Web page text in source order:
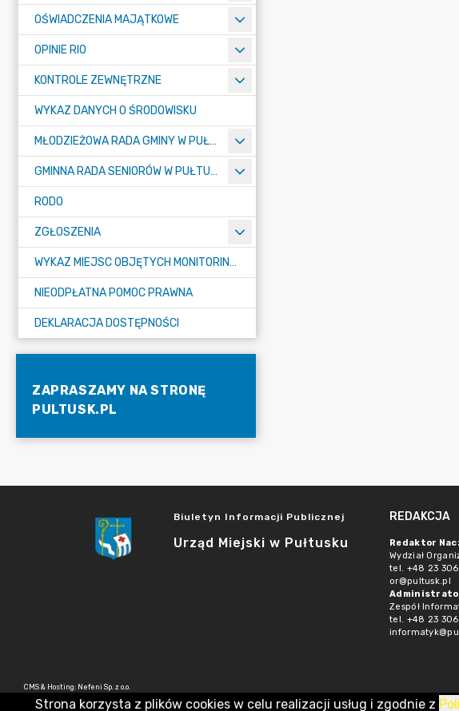
OŚWIADCZENIA MAJĄTKOWE
OPINIE RIO
KONTROLE ZEWNĘTRZNE
WYKAZ DANYCH O ŚRODOWISKU
MŁODZIEŻOWA RADA GMINY W PUŁTUSKU
GMINNA RADA SENIORÓW W PUŁTUSKU
RODO
ZGŁOSZENIA
WYKAZ MIEJSC OBJĘTYCH MONITORINGIEM
NIEODPŁATNA POMOC PRAWNA
DEKLARACJA DOSTĘPNOŚCI
ZAPRASZAMY NA STRONĘ
PULTUSK.PL
Biuletyn Informacji Publicznej
Urząd Miejski w Pułtusku
REDAKCJA
Redaktor
Wydział
tel. +48 23 306
or@pultusk.pl
Zespół
tel. +48 23
CMS & Hosting: Nefeni Sp. z o.o.
Strona korzysta z plików cookies w celu realizacji usług i zgodnie z